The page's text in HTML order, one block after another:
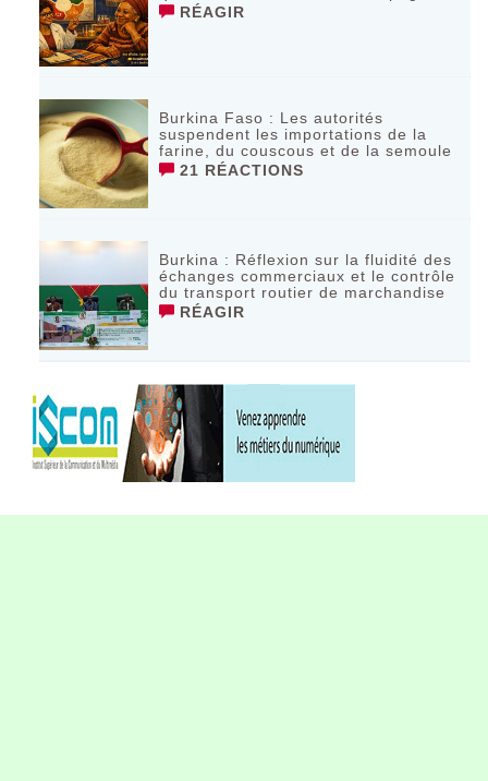
RÉAGIR
Burkina Faso : Les autorités
suspendent les importations de la
farine, du couscous et de la semoule
21 RÉACTIONS
Burkina : Réflexion sur la fluidité des
échanges commerciaux et le contrôle
du transport routier de marchandise
RÉAGIR